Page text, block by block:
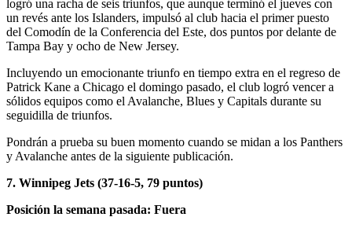
logró una racha de seis triunfos, que aunque terminó el jueves con
un revés ante los Islanders, impulsó al club hacia el primer puesto
del Comodín de la Conferencia del Este, dos puntos por delante de
Tampa Bay y ocho de New Jersey.
Incluyendo un emocionante triunfo en tiempo extra en el regreso de
Patrick Kane a Chicago el domingo pasado, el club logró vencer a
sólidos equipos como el Avalanche, Blues y Capitals durante su
seguidilla de triunfos.
Pondrán a prueba su buen momento cuando se midan a los Panthers
y Avalanche antes de la siguiente publicación.
7. Winnipeg Jets (37-16-5, 79 puntos)
Posición la semana pasada: Fuera